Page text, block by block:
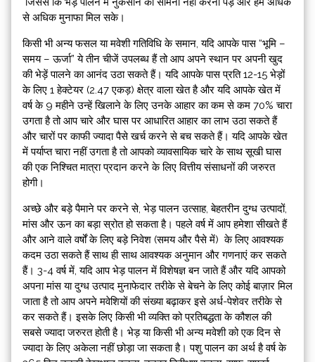
से अधिक मुनाफा मिल सके।
किसी भी अन्य फसल या मवेशी गतिविधि के समान, यदि आपके पास “भूमि –
समय – ऊर्जा” ये तीन चीजें उपलब्ध हैं तो आप अपने स्थान पर अपनी खुद
की भेड़ें पालने का आनंद उठा सकते हैं। यदि आपके पास प्रति 12-15 भेड़ों
के लिए 1 हेक्टेयर (2.47 एकड़) क्षेत्र वाला खेत है और यदि आपके खेत में
वर्ष के 9 महीने उन्हें खिलाने के लिए उनके आहार का कम से कम 70% चारा
उगता है तो आप चारे और घास पर आधारित आहार का लाभ उठा सकते हैं
और चारों पर काफी ज्यादा पैसे खर्च करने से बच सकते हैं। यदि आपके खेत
में पर्याप्त चारा नहीं उगता है तो आपको व्यावसायिक चारे के साथ सूखी घास
की एक निश्चित मात्रा प्रदान करने के लिए वित्तीय संसाधनों की जरुरत
होगी।
अच्छे और बड़े पैमाने पर करने से, भेड़ पालन उत्साह, बेहतरीन दुग्ध उत्पादों,
मांस और ऊन का बड़ा स्रोत हो सकता है। पहले वर्ष में आप हमेशा सीखते हैं
और आने वाले वर्षों के लिए बड़े निवेश (समय और पैसे में) के लिए आवश्यक
कदम उठा सकते हैं साथ ही साथ आवश्यक अनुमान और गणनाएं कर सकते
हैं। 3-4 वर्ष में, यदि आप भेड़ पालन में विशेषज्ञ बन जाते हैं और यदि आपको
अपना मांस या दुग्ध उत्पाद मुनाफेदार तरीके से बेचने के लिए कोई बाज़ार मिल
जाता है तो आप अपने मवेशियों की संख्या बढ़ाकर इसे अर्ध-पेशेवर तरीके से
कर सकते हैं। इसके लिए किसी भी व्यक्ति को प्रतिबद्धता के कौशल की
सबसे ज्यादा जरुरत होती है। भेड़ या किसी भी अन्य मवेशी को एक दिन से
ज्यादा के लिए अकेला नहीं छोड़ा जा सकता है। पशु पालन का अर्थ है वर्ष के